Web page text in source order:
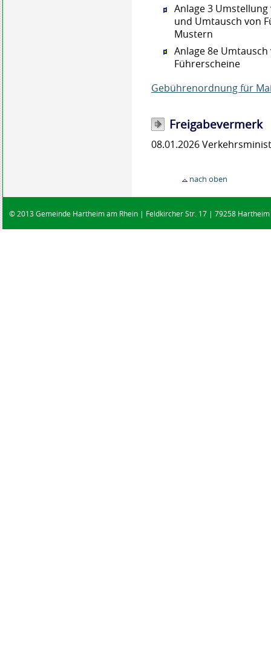
Anlage 3
und Umtausch von
Mustern
Anlage 8e
Führerscheine
Gebührenordnung für
Freigabevermerk
08.01.2026
nach oben
© 2013 Gemeinde Hartheim am Rhein | Feldkircher Str. 17 | 79258